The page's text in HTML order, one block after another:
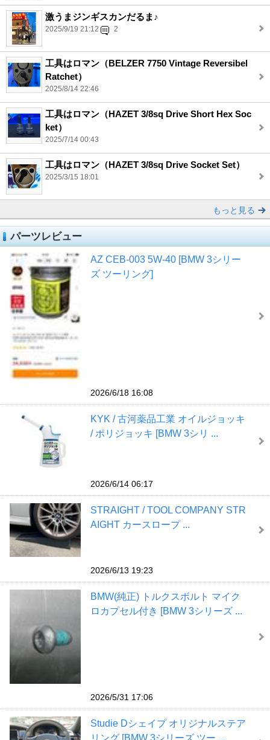
激うまジンギスカンだるま♪
2025/9/19 21:12 2
工具はロマン（BELZER 7750 Vintage Reversibel
Ratchet）
2025/8/14 22:46
工具はロマン（HAZET 3/8sq Drive Short Hex Soc
ket）
2025/7/14 00:43
工具はロマン（HAZET 3/8sq Drive Socket Set）
2025/3/15 18:01
もっと見る
パーツレビュー
AZ CEB-003 5W-40 [BMW 3シリー
ズ ツーリング]
2026/6/18 16:08
KYK / 古河薬品工業 オイルジョッキ
/ ポリジョッキ [BMW 3シリ ...
2026/6/14 06:17
STRAIGHT / TOOL COMPANY STR
AIGHT カースロープ ...
2026/6/13 19:23
BMW(純正) トルクスボルト マイク
ロカプセル付き [BMW 3シリーズ ...
2026/5/31 17:06
Studie Dシェイプ オリジナルステア